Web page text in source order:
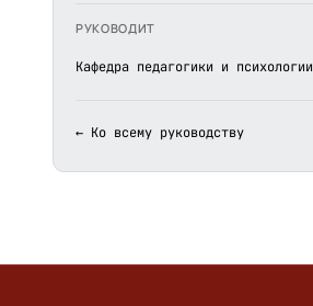
РУКОВОДИТ
Кафедра педагогики и психологии
← Ко всему руководству